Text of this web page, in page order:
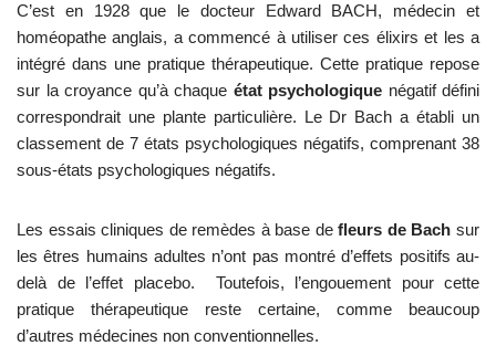
C’est en 1928 que le docteur Edward BACH, médecin et
homéopathe anglais, a commencé à utiliser ces élixirs et les a
intégré dans une pratique thérapeutique. Cette pratique repose
sur la croyance qu’à chaque état psychologique négatif défini
correspondrait une plante particulière. Le Dr Bach a établi un
classement de 7 états psychologiques négatifs, comprenant 38
sous-états psychologiques négatifs.
Les essais cliniques de remèdes à base defleurs de Bach sur
les êtres humains adultes n’ont pas montré d’effets positifs au-
delà de l’effet placebo. Toutefois, l’engouement pour cette
pratique thérapeutique reste certaine, comme beaucoup
d’autres médecines non conventionnelles.